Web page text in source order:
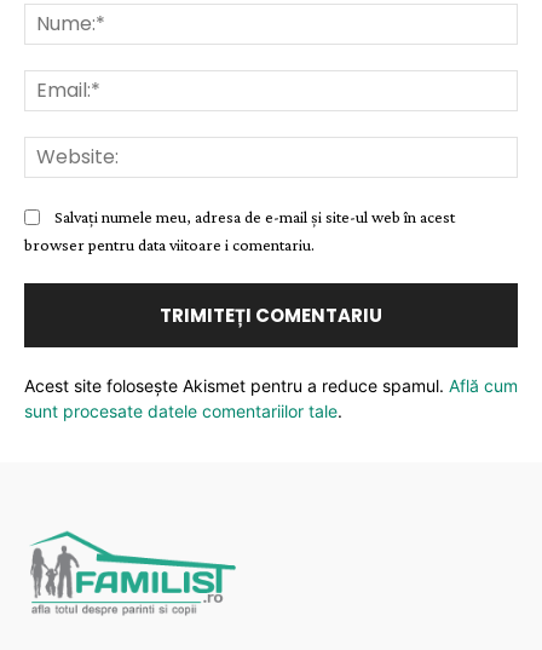
Salvați numele meu, adresa de e-mail și site-ul web în acest
browser pentru data viitoare i comentariu.
Acest site folosește Akismet pentru a reduce spamul. Află cum
sunt procesate datele comentariilor tale.